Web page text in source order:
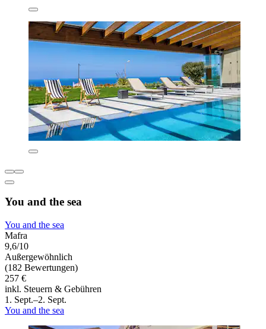
You and the sea
You and the sea
Mafra
9,6/10
Außergewöhnlich
(182 Bewertungen)
257 €
inkl. Steuern & Gebühren
1. Sept.–2. Sept.
You and the sea